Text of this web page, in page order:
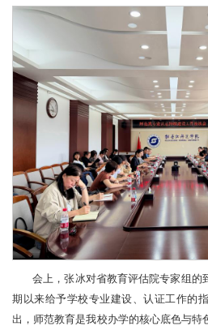
会上，张冰对省教育评估院专家组的
期以来给予学校专业建设、认证工作的
出，师范教育是我校办学的核心底色与特